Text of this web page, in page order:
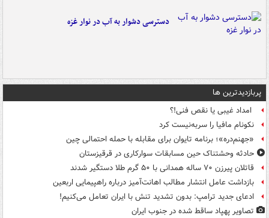
دسترسی دشوار به آب در نوار غزه
پربازدیدترین ها
امداد غیبی یا نقص فنی!؟
نکونام مافیا را سربه‌نیست کرد
«جهنم‌دره»؛ برنامه تایوان برای مقابله با حمله احتمالی چین
حادثه وحشتناک حین مسابقات سوارکاری در قرقیزستان
قاتلان پیرزن ۷۰ ساله همدانی با ۵۰ گرم طلا دستگیر شدند
بازداشت عامل انتشار مطالب اهانت‌آمیز درباره راهپیمایی اربعین
ادعای جدید ترامپ: بدون تشدید تنش با ایران تعامل می‌کنیم!
تصاویر پهپاد ساقط شده در جنوب ایران